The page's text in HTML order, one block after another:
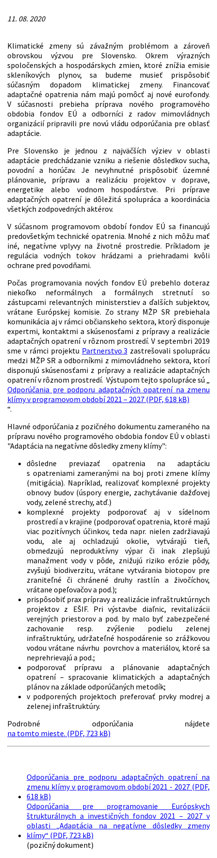
11. 08. 2020
Klimatické zmeny sú závažným problémom a zároveň
obrovskou výzvou pre Slovensko. Okrem výrazných
spoločenských a hospodárskych zmien, ktoré znížia emisie
skleníkových plynov, sa budeme musieť prispôsobiť
súčasným dopadom klimatickej zmeny. Financovať
adaptačné opatrenia nám majú pomôcť aj nové eurofondy.
V súčasnosti prebieha príprava nového programového
obdobia fondov EÚ a odborníci z radov mimovládnych
organizácií pripravili pre novú vládu odporúčania pre oblasť
adaptácie.
Pre Slovensko je jednou z najväčších výziev v oblasti
adaptácie predchádzanie vzniku a riešenie dôsledkov sucha,
povodní a horúčav. Je nevyhnutné prispôsobiť územné
plánovanie, prípravu a realizáciu projektov v doprave,
energetike alebo vodnom hospodárstve. Pri príprave
adaptačných opatrení je dôležitá spolupráca a koordinácia
všetkých zodpovedných aktérov.
V súčasnom programovom období fondov EÚ sa financujú
predovšetkým technické opatrenia. Mnohé z nich môžu mať
iné, negatívne vplyvy na životné prostredie. Príkladom je
regulácia vodných tokov hrádzami a priehradami kvôli
ochrane pred povodňami.
Počas programovania nových fondov EÚ prebehlo doteraz
niekoľko neformálnych a formálnych stretnutí so
zástupcami relevantných ministerstiev a ďalších subjektov,
vrátane Európskej komisie. Zo strany MŽP SR prebiehala
komunikácia aj v rámci občianskeho sektora, ktorý disponuje
expertmi, kontaktmi a skúsenosťami z prípravy a realizácie
adaptačných opatrení v rôznom prostredí. V septembri 2019
sme v rámci projektu Partnerstvo 3 zastrešovali spoluprácu
medzi MŽP SR a odborníkmi z mimovládneho sektora, ktorí
disponujú skúsenosťami z prípravy a realizácie adaptačných
opatrení v rôznom prostredí. Výstupom tejto spolupráce sú „
Odporúčania pre podporu adaptačných opatrení na zmenu
klímy v programovom období 2021 – 2027 (PDF, 618 kB)
“.
Hlavné odporúčania z pozičného dokumentu zameraného na
prípravu nového programového obdobia fondov EÚ v oblasti
"Adaptácia na negatívne dôsledky zmeny klímy":
dôsledne previazať opatrenia na adaptáciu
s opatreniami zameranými na boj proti zmene klímy
(mitigácia). Napríklad, realizovať komplexné projekty
obnovy budov (úspory energie, zachytávanie dažďovej
vody, zelené strechy, atď.)
komplexné projekty podporovať aj v sídelnom
prostredí a v krajine (podporovať opatrenia, ktoré majú
viac pozitívnych účinkov, teda napr. nielen zadržiavajú
vodu, ale aj ochladzujú okolie, vytvárajú tieň,
obmedzujú neproduktívny výpar či inak zlepšujú
manažment vody v pôde, znižujú riziko erózie pôdy,
zvyšujú biodiverzitu, vrátane vytvárania biotopov pre
zraniteľné či chránené druhy rastlín a živočíchov,
vrátane opeľovačov a pod.);
prispôsobiť prax prípravy a realizácie infraštruktúrnych
projektov z EŠIF. Pri výstavbe diaľnic, revitalizácii
verejných priestorov a pod. by malo byť zabezpečené
zachovanie resp. zvýšenie podielu zelenej
infraštruktúry, udržateľné hospodárenie so zrážkovou
vodou vrátane návrhu povrchov a materiálov, ktoré sa
neprehrievajú a pod.;
podporovať prípravu a plánovanie adaptačných
opatrení – spracovanie klimatických a adaptačných
plánov na základe odporúčaných metodík;
v podporených projektoch preferovať prvky modrej a
zelenej infraštruktúry.
Podrobné odporúčania nájdete
na tomto mieste. (PDF, 723 kB)
Odporúčania pre podporu adaptačných opatrení na
zmenu klímy v programovom období 2021 - 2027 (PDF,
618 kB)
Odporúčania pre programovanie Európskych
štrukturálnych a investičných fondov 2021 – 2027 v
oblasti „Adaptácia na negatívne dôsledky zmeny
klímy“ (PDF, 723 kB)
(pozičný dokument)